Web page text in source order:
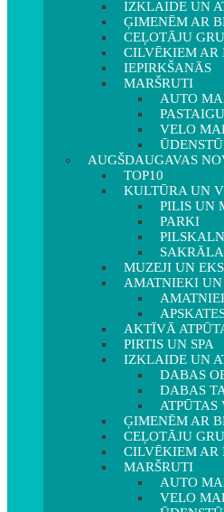
IZKLAIDE UN
ĢIMENĒM AR
CEĻOTĀJU
CILVĒKIEM
IEPIRKŠANĀS
MARŠRUTI
AUTO
VELO
AUGŠDAUGAVAS
TOP10
KULTŪRA UN
PILIS UN
PARKI
MUZEJI UN
AMATNIEKI UN
AKTĪVĀ
PIRTIS UN SPA
IZKLAIDE UN
DABAS
DABAS
ATPŪTAS
ĢIMENĒM AR
CEĻOTĀJU
CILVĒKIEM
MARŠRUTI
AUTO
VELO